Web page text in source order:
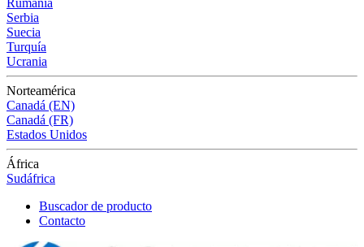
Rumanía
Serbia
Suecia
Turquía
Ucrania
Norteamérica
Canadá (EN)
Canadá (FR)
Estados Unidos
África
Sudáfrica
Buscador de producto
Contacto